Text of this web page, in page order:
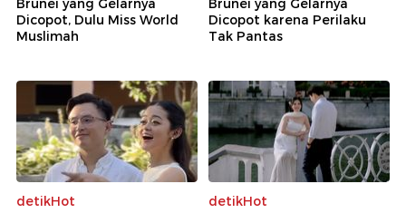
Brunei yang Gelarnya
Dicopot, Dulu Miss World
Muslimah
Brunei yang Gelarnya
Dicopot karena Perilaku
Tak Pantas
detikHot
detikHot